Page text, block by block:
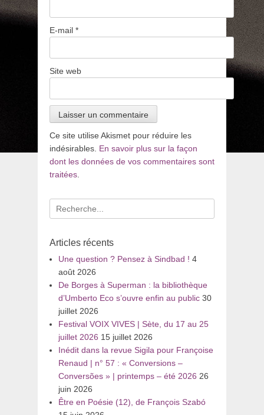
E-mail *
Site web
Ce site utilise Akismet pour réduire les
indésirables. En savoir plus sur la façon
dont les données de vos commentaires sont
traitées
Recherche
pour
Articles récents
Une question ? Pensez à Sindbad ! 4
août 2026
De Borges à Superman : la bibliothèque
d’Umberto Eco s’ouvre enfin au public 30
juillet 2026
Festival VOIX VIVES | Sète, du 17 au 25
juillet 2026 15 juillet 2026
Inédit dans la revue Sigila pour Françoise
Renaud | n° 57 : « Conversions –
Conversões » | printemps – été 2026 26
juin 2026
Être en Poésie (12), de François Szabó